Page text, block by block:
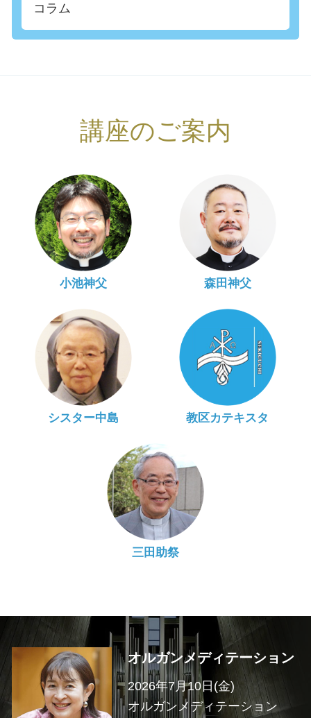
コラム
講座のご案内
小池神父 森田神父
シスター中島 教区カテキスタ
三田助祭
オルガンメディテーション
2026年7月10日(金)
オルガンメディテーション